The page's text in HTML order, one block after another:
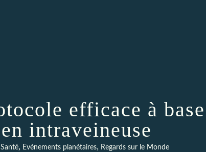
efficace à base
intraveineuse
, Evénements planétaires, Regards sur le Monde